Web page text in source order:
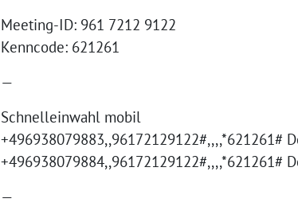
Meeting-ID: 961 7212 9122
Kenncode: 621261
—
Schnelleinwahl mobil
+496938079883,,96172129122#,,,,*621261#
+496938079884,,96172129122#,,,,*621261#
—